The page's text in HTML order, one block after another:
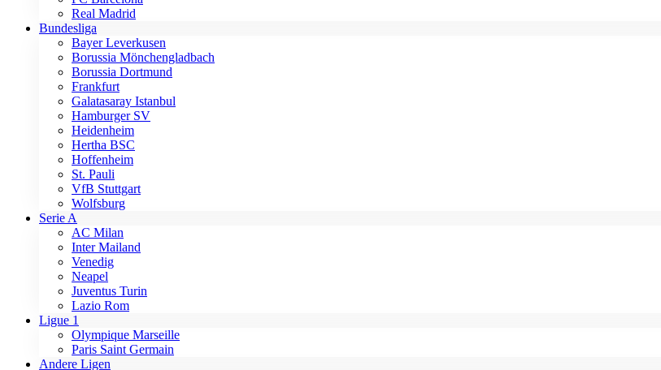
Real Madrid
Bundesliga
Bayer Leverkusen
Borussia Mönchengladbach
Borussia Dortmund
Frankfurt
Galatasaray Istanbul
Hamburger SV
Heidenheim
Hertha BSC
Hoffenheim
St. Pauli
VfB Stuttgart
Wolfsburg
Serie A
AC Milan
Inter Mailand
Venedig
Neapel
Juventus Turin
Lazio Rom
Ligue 1
Olympique Marseille
Paris Saint Germain
Andere Ligen